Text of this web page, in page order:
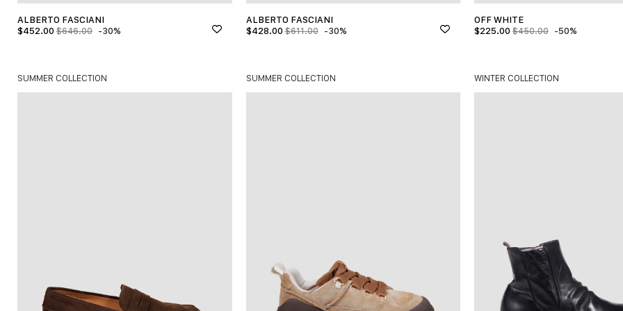
ALBERTO FASCIANI
$452.00 $646.00 -30%
ALBERTO FASCIANI
$428.00 $611.00 -30%
OFF WHITE
$225.00 $450.00 -50%
SUMMER COLLECTION SUMMER COLLECTION WINTER COLLECTION